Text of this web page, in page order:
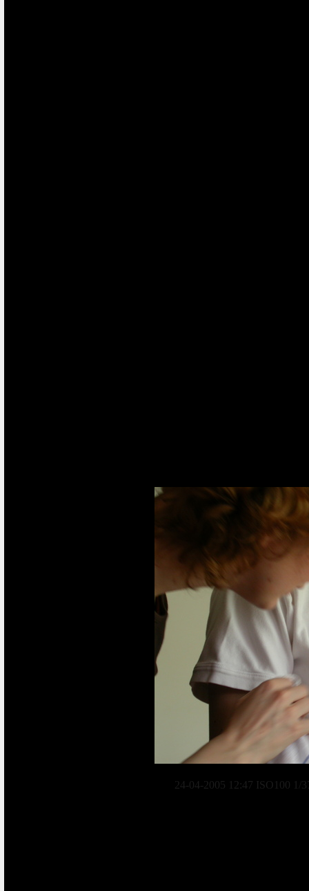
24-04-2005 12:47 ISO100 1/